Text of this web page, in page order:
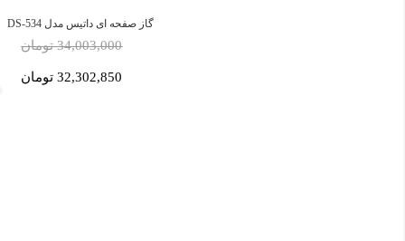
گاز صفحه ای داتیس مدل DS-534
34,003,000 تومان
32,302,850 تومان